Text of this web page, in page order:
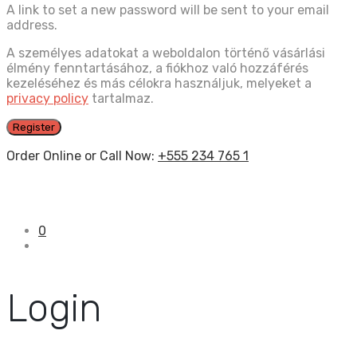
A link to set a new password will be sent to your email
address.
A személyes adatokat a weboldalon történő vásárlási
élmény fenntartásához, a fiókhoz való hozzáférés
kezeléséhez és más célokra használjuk, melyeket a
privacy policy tartalmaz.
Register
Order Online or Call Now: +555 234 765 1
0
Login